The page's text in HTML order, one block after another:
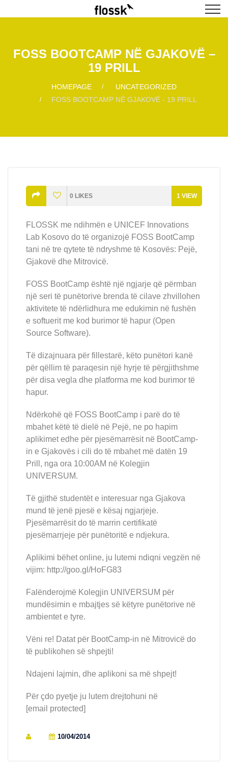
FOSS BOOTCAMP NË GJAKOVË –
19 PRILL
HOMEPAGE
UNCATEGORIZED
FOSS BOOTCAMP NË GJAKOVË - 19 PRILL
0 LIKES 1 VIEW
FLOSSK me ndihmën e UNICEF Innovations
Lab Kosovo do të organizojë FOSS BootCamp
tani në tre qytete të ndryshme të Kosovës: Pejë,
Gjakovë dhe Mitrovicë.
FOSS BootCamp është një ngjarje që përmban
një seri të punëtorive brenda të cilave zhvillohen
aktivitete të ndërlidhura me edukimin në fushën
e softuerit me kod burimor të hapur (Open
Source Software).
Të dizajnuara për fillestarë, këto punëtori kanë
për qëllim të paraqesin një hyrje të përgjithshme
për disa vegla dhe platforma me kod burimor të
hapur.
Ndërkohë që FOSS BootCamp i parë do të
mbahet këtë të dielë në Pejë, ne po hapim
aplikimet edhe për pjesëmarrësit në BootCamp-
in e Gjakovës i cili do të mbahet më datën 19
Prill, nga ora 10:00AM në Kolegjin
UNIVERSUM.
Të gjithë studentët e interesuar nga Gjakova
mund të jenë pjesë e kësaj ngjarjeje.
Pjesëmarrësit do të marrin certifikatë
pjesëmarrjeje për punëtoritë e ndjekura.
Aplikimi bëhet online, ju lutemi ndiqni vegzën në
vijim: http://goo.gl/HoFG83
Falënderojmë Kolegjin UNIVERSUM për
mundësimin e mbajtjes së këtyre punëtorive në
ambientet e tyre.
Vëni re! Datat për BootCamp-in në Mitrovicë do
të publikohen së shpejti!
Ndajeni lajmin, dhe aplikoni sa më shpejt!
Për çdo pyetje ju lutem drejtohuni në
[email protected]
10/04/2014